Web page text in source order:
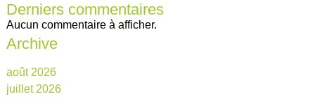
Derniers commentaires
Aucun commentaire à afficher.
Archive
août 2026
juillet 2026